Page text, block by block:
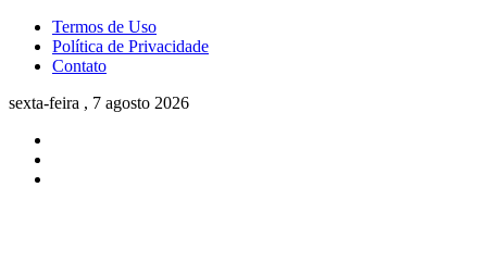
Termos de Uso
Política de Privacidade
Contato
sexta-feira , 7 agosto 2026